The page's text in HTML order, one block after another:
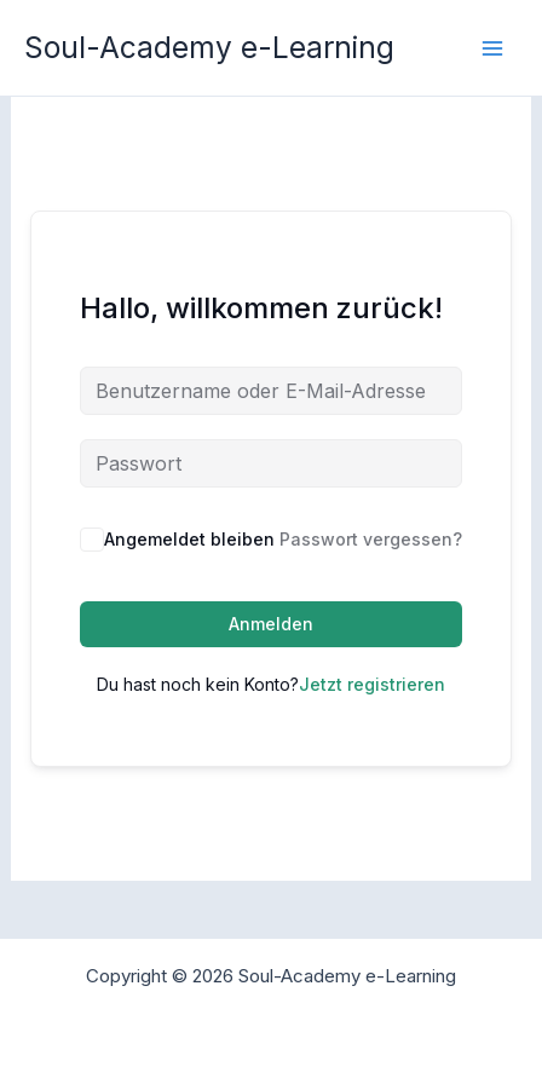
InhaltSoul-Academy e-Learning
Hallo, willkommen zurück!
Angemeldet bleiben Passwort vergessen?
Anmelden
Du hast noch kein Konto?Jetzt registrieren
Copyright © 2026 Soul-Academy e-Learning